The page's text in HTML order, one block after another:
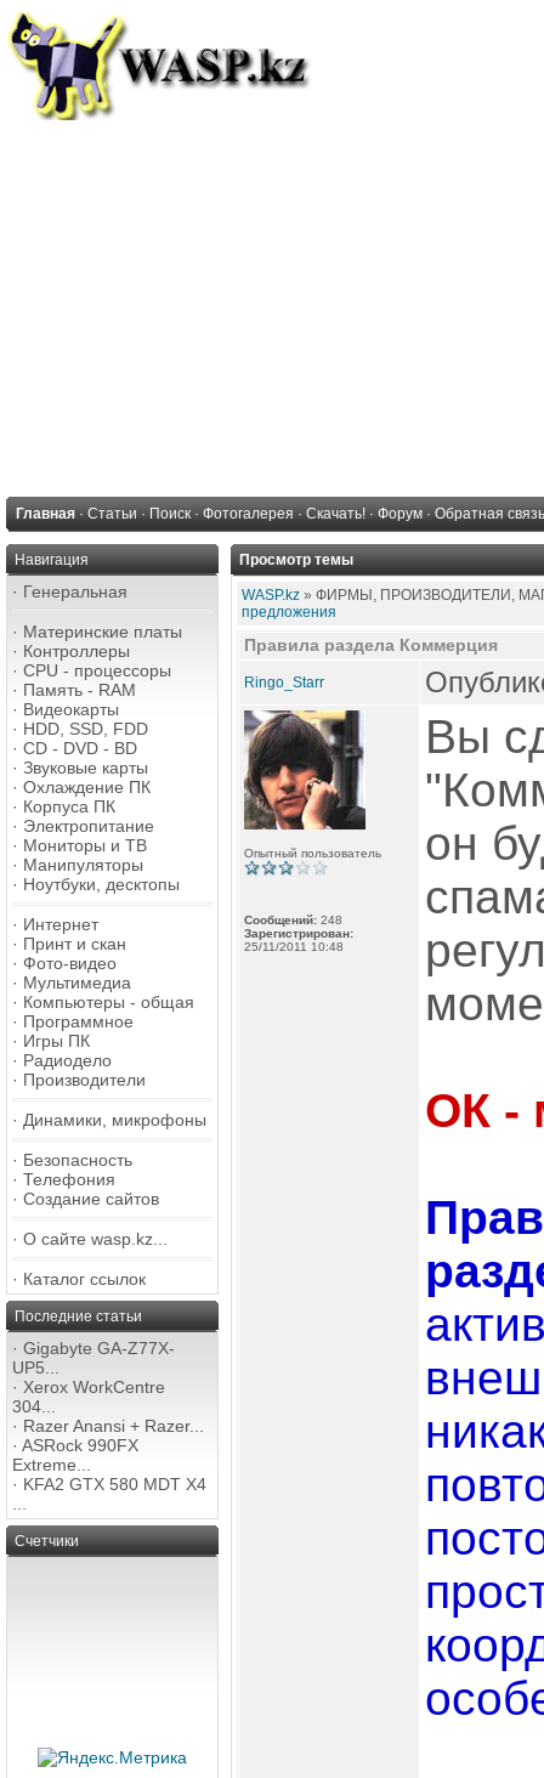
Главная · Статьи · Поиск · Фотогалерея · Скачать! · Форум · Обратная связь
Навигация
· Генеральная
· Материнские платы
· Контроллеры
· CPU - процессоры
· Память - RAM
· Видеокарты
· HDD, SSD, FDD
· CD - DVD - BD
· Звуковые карты
· Охлаждение ПК
· Корпуса ПК
· Электропитание
· Мониторы и ТВ
· Манипуляторы
· Ноутбуки, десктопы
· Интернет
· Принт и скан
· Фото-видео
· Мультимедиа
· Компьютеры - общая
· Программное
· Игры ПК
· Радиодело
· Производители
· Динамики, микрофоны
· Безопасность
· Телефония
· Создание сайтов
· О сайте wasp.kz...
· Каталог ссылок
Последние статьи
· Gigabyte GA-Z77X-
UP5...
· Xerox WorkCentre
304...
· Razer Anansi + Razer...
· ASRock 990FX
Extreme...
· KFA2 GTX 580 MDT X4
Счетчики
Просмотр темы
WASP.kz » ФИРМЫ, ПРОИЗВОДИТЕЛИ,
предложения
Правила раздела Коммерция
Ringo_Starr
Опытный пользователь
Сообщений: 248
Зарегистрирован:
25/11/2011 10:48
Вы
он
ОК -